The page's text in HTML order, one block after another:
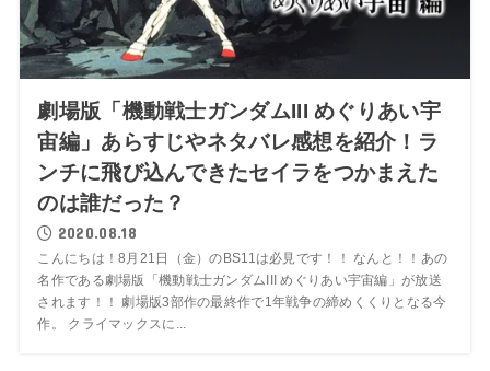
劇場版「機動戦士ガンダムIII めぐりあい宇
宙編」あらすじやネタバレ感想を紹介！ラ
ンチに飛び込んできたセイラをつかまえた
のは誰だった？
2020.08.18
こんにちは！8月21日（金）のBS11は必見です！！ なんと！！あの
名作である劇場版「機動戦士ガンダムIII めぐりあい宇宙編」が放送
されます！！ 劇場版3部作の最終作で1年戦争の締めくくりとなる今
作。 クライマックスに...